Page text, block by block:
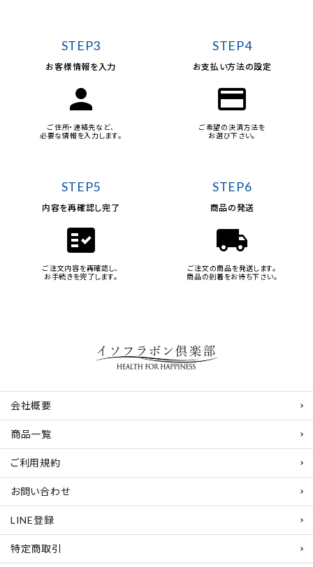
STEP3
お客様情報を入力
person
ご住所・連絡先など、
必要な情報を入力します。
STEP4
お支払い方法の設定
credit_card
ご希望の決済方法を
お選び下さい。
STEP5
内容を再確認し完了
fact_check
ご注文内容を再確認し、
お手続きを完了します。
STEP6
商品の発送
local_shipping
ご注文の商品を発送します。
商品の到着をお待ち下さい。
会社概要
商品一覧
ご利用規約
お問い合わせ
LINE登録
特定商取引